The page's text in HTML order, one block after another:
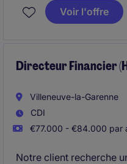
Voir l'offre
Directeur Financier
Villeneuve-la-Garenne
CDI
€77.000 - €84.000 par
Notre client recherche